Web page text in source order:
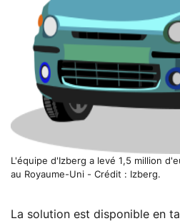
L'équipe d'Izberg a levé 1,5 million
au Royaume-Uni - Crédit : Izberg.
La solution est disponible en